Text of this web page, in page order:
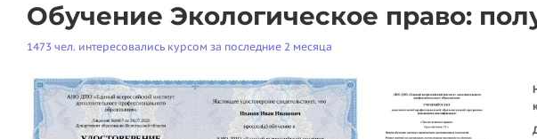
Обучение Экологическое право:
1473 чел. интересовались курсом за последние 2 месяца